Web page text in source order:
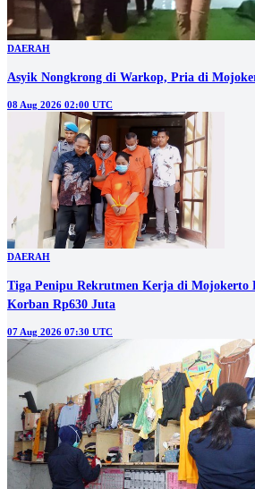
DAERAH
Asyik Nongkrong di Warkop, Pria di
08 Aug 2026 02:00 UTC
DAERAH
Tiga Penipu Rekrutmen Kerja di Mojokerto
Korban Rp630 Juta
07 Aug 2026 07:30 UTC